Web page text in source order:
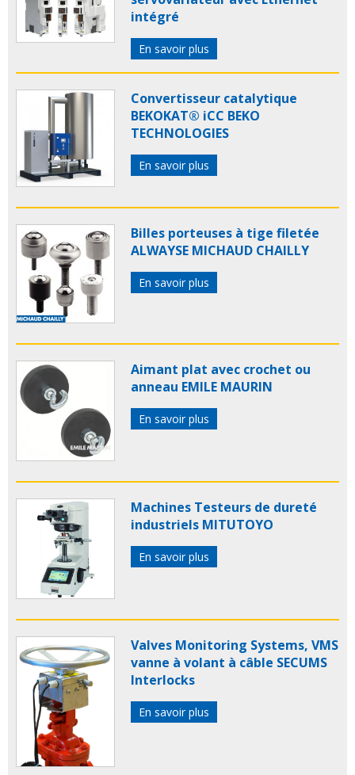
intégré
En savoir plus
Convertisseur catalytique
BEKOKAT® iCC BEKO
TECHNOLOGIES
En savoir plus
Billes porteuses à tige filetée
ALWAYSE MICHAUD CHAILLY
En savoir plus
Aimant plat avec crochet ou
anneau EMILE MAURIN
En savoir plus
Machines Testeurs de dureté
industriels MITUTOYO
En savoir plus
Valves Monitoring Systems, VMS
vanne à volant à câble SECUMS
Interlocks
En savoir plus